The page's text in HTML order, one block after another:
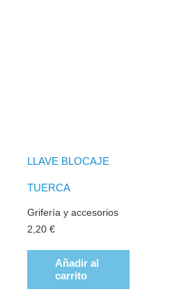
LLAVE BLOCAJE
TUERCA
Grifería y accesorios
2,20€
Añadir al
carrito